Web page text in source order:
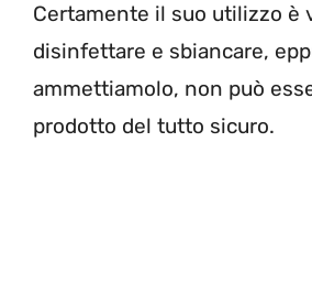
Certamente il suo utilizzo è
disinfettare e sbiancare,
ammettiamolo, non può
prodotto del tutto sicuro.